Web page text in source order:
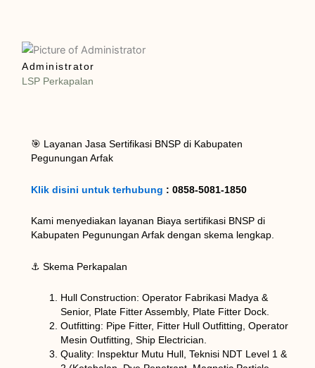
Administrator
LSP Perkapalan
🎯 Layanan Jasa Sertifikasi BNSP di Kabupaten
Pegunungan Arfak
Klik disini untuk terhubung : 0858-5081-1850
Kami menyediakan layanan Biaya sertifikasi BNSP di
Kabupaten Pegunungan Arfak dengan skema lengkap.
⚓ Skema Perkapalan
Hull Construction: Operator Fabrikasi Madya &
Senior, Plate Fitter Assembly, Plate Fitter Dock.
Outfitting: Pipe Fitter, Fitter Hull Outfitting, Operator
Mesin Outfitting, Ship Electrician.
Quality: Inspektur Mutu Hull, Teknisi NDT Level 1 &